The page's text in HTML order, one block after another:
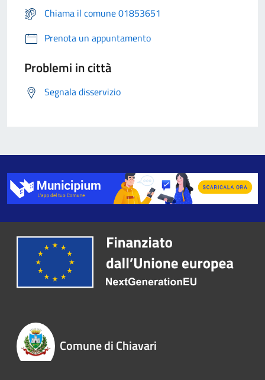
Chiama il comune 01853651
Prenota un appuntamento
Problemi in città
Segnala disservizio
Comune di Chiavari